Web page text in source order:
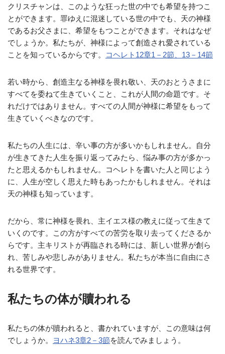
クリスチャンは、このような狂った世の中でも希望を持つこ
とができます。罪ゆえに混迷している世の中でも、天の神様
であるお父さまに、希望をもつことができます。それはなぜ
でしょうか。私たちが、神様によって創造され愛されている
ことを知っているからです。
コヘレト12章1－2節、13－14節
若い時から、創造主なる神様を畏れ敬い、天のおとうさまに
すべてを委ねて生きていくこと、これが人間の命題です。そ
れだけではありません。すべての人間が神様に希望をもって
生きていくべきなのです。
私たちの人生には、辛い事の方が多いかもしれません。自分
が生きてきた人生を振り返ってみたら、悩み事の方が多かっ
たと思えるかもしれません。コヘレトを書いた人と同じよう
に、人生が空しく思えた時もあったかもしれません。それは
天の神様も知っています。
だから、常に神様を畏れ、主イエス様の教えに従って生きて
いくのです。この方がすべての苦労を取り去ってくださるか
らです。主キリストが再臨される時には、新しい世界が創ら
れ、苦しみや悲しみがありません。私たちが本当に自由にさ
れる世界です。
私たちの体が贖われる
私たちの体が贖われると、書かれていますが、この意味は何
でしょうか。
ヨハネ3章2－3節を読んでみましょう。